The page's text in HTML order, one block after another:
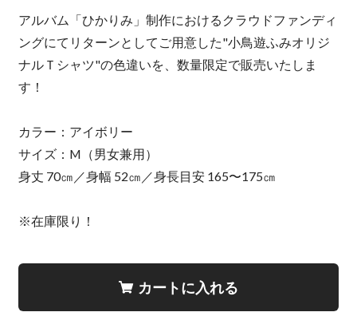
アルバム「ひかりみ」制作におけるクラウドファンディ
ングにてリターンとしてご用意した"小鳥遊ふみオリジ
ナルＴシャツ"の色違いを、数量限定で販売いたしま
す！
カラー：アイボリー
サイズ：M（男女兼用）
身丈 70㎝／身幅 52㎝／身長目安 165〜175㎝
※在庫限り！
カートに入れる